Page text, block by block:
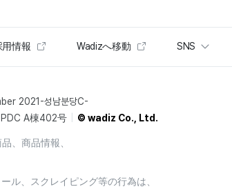
用情報 Wadizへ移動 SNS
2021-성남분당C-
A棟402号 © wadiz Co., Ltd.
、商品情報、
ル、スクレイピング等の行為は、